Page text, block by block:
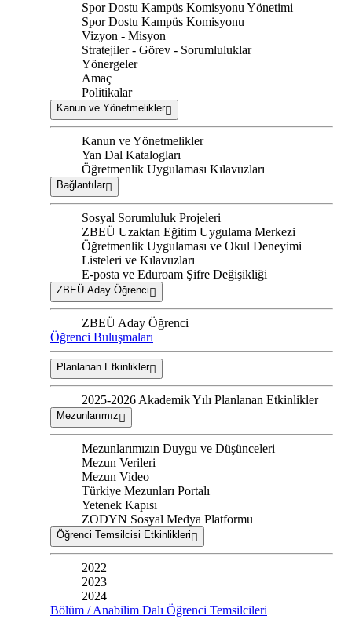
Spor Dostu Kampüs Komisyonu Yönetimi
Spor Dostu Kampüs Komisyonu
Vizyon - Misyon
Stratejiler - Görev - Sorumluluklar
Yönergeler
Amaç
Politikalar
Kanun ve Yönetmelikler
Kanun ve Yönetmelikler
Yan Dal Katalogları
Öğretmenlik Uygulaması Kılavuzları
Bağlantılar
Sosyal Sorumluluk Projeleri
ZBEÜ Uzaktan Eğitim Uygulama Merkezi
Öğretmenlik Uygulaması ve Okul Deneyimi
Listeleri ve Kılavuzları
E-posta ve Eduroam Şifre Değişikliği
ZBEÜ Aday Öğrenci
ZBEÜ Aday Öğrenci
Öğrenci Buluşmaları
Planlanan Etkinlikler
2025-2026 Akademik Yılı Planlanan Etkinlikler
Mezunlarımız
Mezunlarımızın Duygu ve Düşünceleri
Mezun Verileri
Mezun Video
Türkiye Mezunları Portalı
Yetenek Kapısı
ZODYN Sosyal Medya Platformu
Öğrenci Temsilcisi Etkinlikleri
2022
2023
2024
Bölüm / Anabilim Dalı Öğrenci Temsilcileri